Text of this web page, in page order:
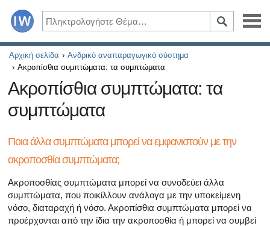
Ασθένειες
Συμπτώματα
Φάρμακα και συμπληρώματα
Υγιεινός τρόπος ζωής
Όλα τα άρθρα σχετικά με το διαβήτη και τη στυτική
Όλα τα άρθρα για τη σεξουαλική υγεία
Όλα τα άρθρα σχετικά με το διαβήτη και το ενδοκρινικό
Αρχική σελίδα
Ανδρικό αναπαραγωγικό σύστημα
Ακροπίσθια συμπτώματα: τα συμπτώματα
Ακροπίσθια συμπτώματα: τα
συμπτώματα
Ποια άλλα συμπτώματα μπορεί να εμφανιστούν με την
ακροποσθία συμπτώματα;
Ακροποσθίας συμπτώματα μπορεί να συνοδεύει άλλα
συμπτώματα, που ποικίλλουν ανάλογα με την υποκείμενη
νόσο, διαταραχή ή νόσο. Ακροπίσθια συμπτώματα μπορεί να
προέρχονται από την ίδια την ακροποσθία ή μπορεί να συμβεί